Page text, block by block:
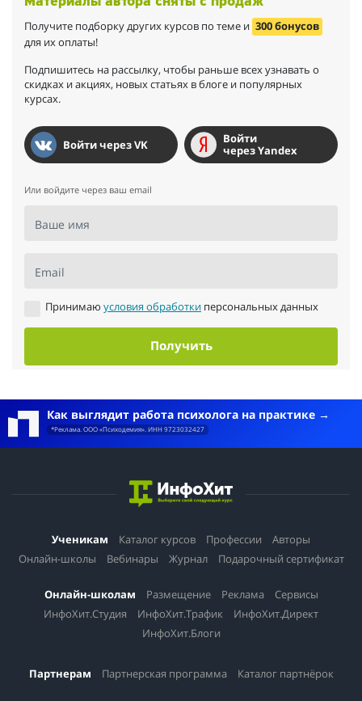
Получите подборку других курсов по теме и 300 бонусов
для их оплаты!
Подпишитесь на рассылку, чтобы раньше всех узнавать о
скидках и акциях, новых статьях в блоге и популярных
курсах.
Войти через VK
Войти
через Yandex
Или войдите через ваш email
Ваше имя
Email
Принимаю условия обработки персональных данных
Получить
Как выглядит работа психолога на практике
*Реклама. ООО «Психодемия». ИНН 9723032427
Ученикам Каталог курсов Профессии
Авторы
Онлайн-школы
Вебинары Журнал Подарочный сертификат
Онлайн-школам Размещение Реклама
Сервисы
ИнфоХит.Студия
ИнфоХит.Трафик
ИнфоХит.Директ
ИнфоХит.Блоги
Партнерам Партнерская программа Каталог партнёрок